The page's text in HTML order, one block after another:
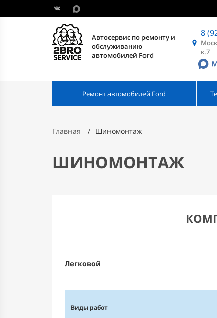
Автосервис по ремонту и
обслуживанию
автомобилей Ford
8
к.7
Ремонт автомобилей Ford
Главная Шиномонтаж
ШИНОМОНТАЖ
Легковой
Виды работ